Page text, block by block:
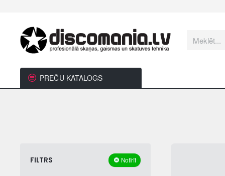
Meklēt...
PREČU KATALOGS
FILTRS Notīrīt